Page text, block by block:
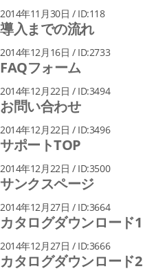
2014年11月30日 / ID:118
導入までの流れ
2014年12月16日 / ID:2733
FAQフォーム
2014年12月22日 / ID:3494
お問い合わせ
2014年12月22日 / ID:3496
サポートTOP
2014年12月22日 / ID:3500
サンクスページ
2014年12月27日 / ID:3664
カタログダウンロード1
2014年12月27日 / ID:3666
カタログダウンロード2